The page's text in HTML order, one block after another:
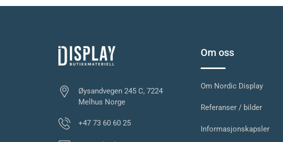
Øysandvegen 245 C, 7224
Melhus Norge
+47 73 60 60 25
Om oss
Om Nordic Display
Referanser / bilder
Informasjonskapsler